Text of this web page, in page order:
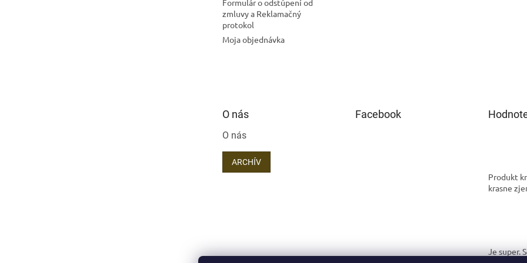
Formulár o odstúpení od
zmluvy a Reklamačný
protokol
Moja objednávka
O nás
O nás
ARCHÍV
Facebook
Produkt
krasne
Je super.